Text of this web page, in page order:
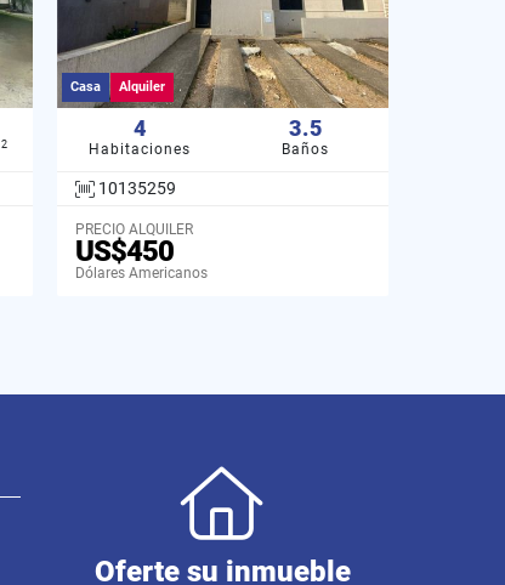
2
Casa Alquiler
4
Habitaciones
3.5
Baños
10135259
PRECIO ALQUILER
US$450
Dólares Americanos
Oferte su inmueble